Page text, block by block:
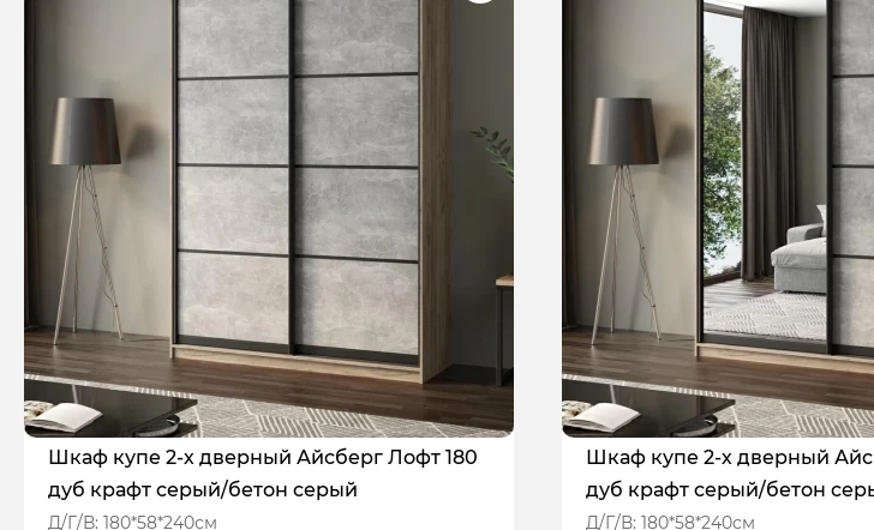
Шкаф купе 2-х дверный Айсберг Лофт 180
дуб крафт серый/бетон серый
Д/Г/В: 180*58*240см
Шкаф купе 2-х дверный
дуб крафт серый/бетон
Д/Г/В: 180*58*240см